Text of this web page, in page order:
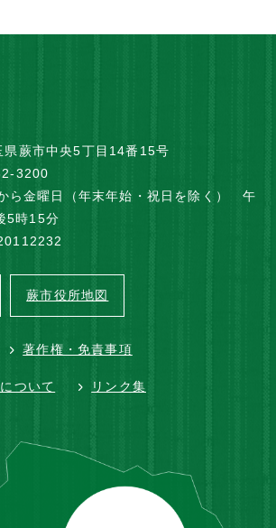
蕨市中央5丁目14番15号
3200
ら金曜日（年末年始・祝日を除く） 午
5時15分
蕨市役所地図
著作権・免責事項
ついて リンク集